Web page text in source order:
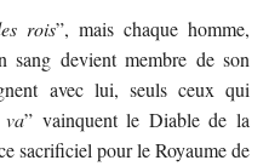
rois”, mais chaque homme,
sang devient membre de son
avec lui, seuls ceux qui
” vainquent le Diable de la
sacrificiel pour le Royaume de